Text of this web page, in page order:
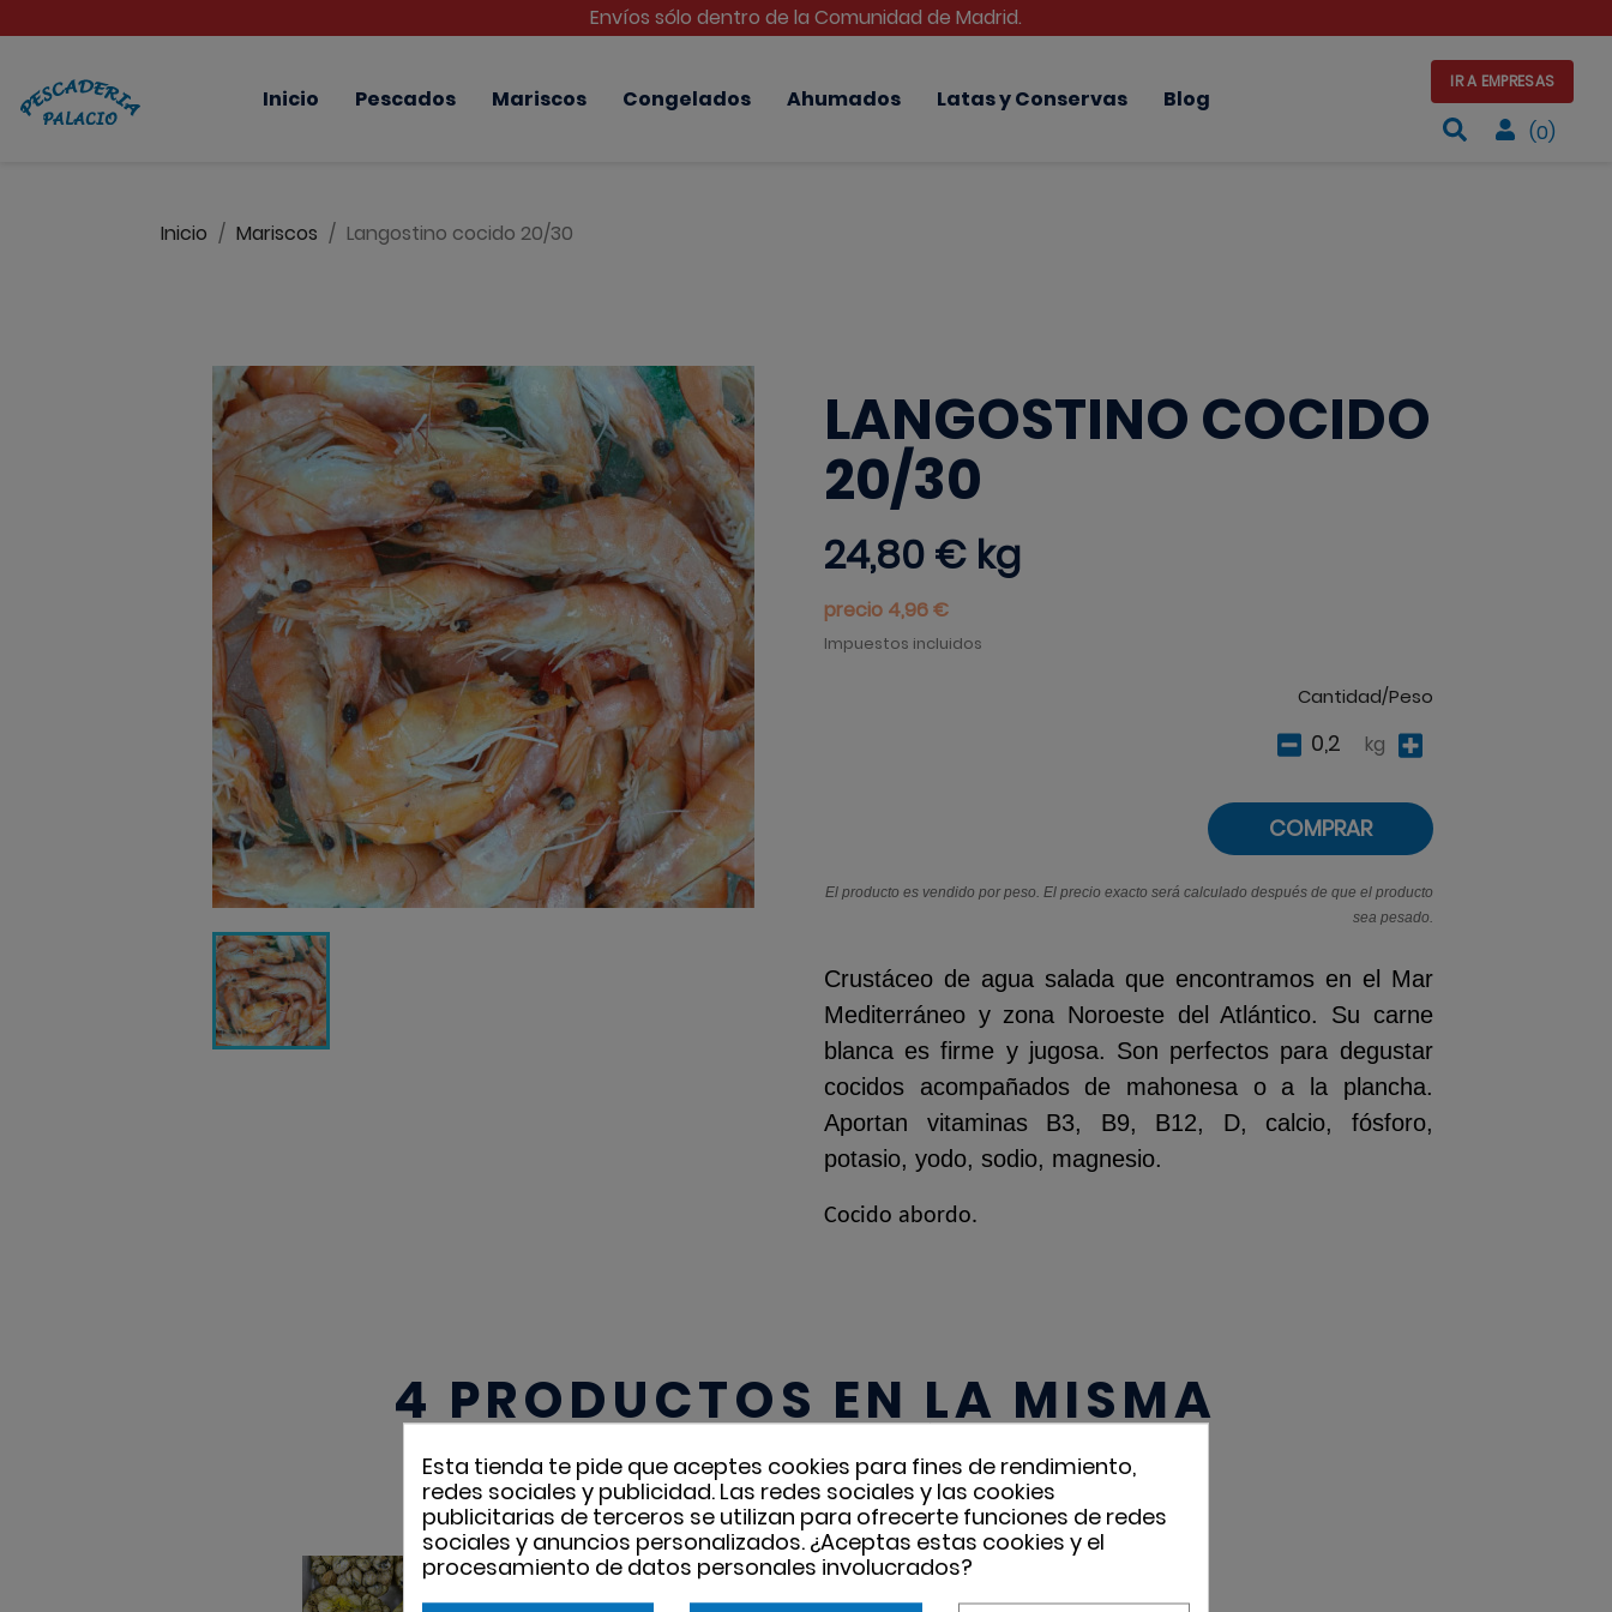
Envíos sólo dentro de la Comunidad de Madrid.
Inicio Pescados Mariscos Congelados Ahumados Latas y Conservas Blog
IR A EMPRESAS
(0)
Inicio Mariscos Langostino cocido 20/30
LANGOSTINO COCIDO
20/30
24,80 € kg
precio 4,96 €
Impuestos incluidos
Cantidad/Peso
kg
COMPRAR
El producto es vendido por peso. El precio exacto será calculado después de que el producto
sea pesado.
Crustáceo de agua salada que encontramos en el Mar
Mediterráneo y zona Noroeste del Atlántico. Su carne
blanca es firme y jugosa. Son perfectos para degustar
cocidos acompañados de mahonesa o a la plancha.
Aportan vitaminas B3, B9, B12, D, calcio, fósforo,
potasio, yodo, sodio, magnesio.
Cocido abordo.
4 PRODUCTOS EN LA MISMA
CATEGORÍA
Esta tienda te pide que aceptes cookies para fines de rendimiento,
redes sociales y publicidad. Las redes sociales y las cookies
publicitarias de terceros se utilizan para ofrecerte funciones de redes
sociales y anuncios personalizados. ¿Aceptas estas cookies y el
procesamiento de datos personales involucrados?